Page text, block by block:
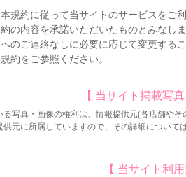
規約に従って当サイトのサービスをご
の内容を承諾いただいたものとみなしま
のご連絡なしに必要に応じて変更する
約をご参照ください。
【 当サイト掲載写
写真・画像の権利は、情報提供元(各店舗や
元に所属していますので、その詳細について
【 当サイト利